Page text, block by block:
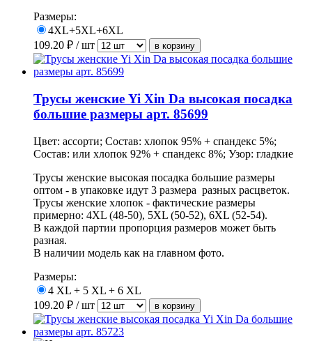
Размеры:
4XL+5XL+6XL
109.20 ₽ / шт
Трусы женские Yi Xin Da высокая посадка
большие размеры арт. 85699
Цвет: ассорти; Состав: хлопок 95% + спандекс 5%;
Состав: или хлопок 92% + спандекс 8%; Узор: гладкие
Трусы женские высокая посадка большие размеры
оптом - в упаковке идут 3 размера разных расцветок.
Трусы женские хлопок - фактические размеры
примерно: 4XL (48-50), 5XL (50-52), 6XL (52-54).
В каждой партии пропорция размеров может быть
разная.
В наличии модель как на главном фото.
Размеры:
4 XL + 5 XL + 6 XL
109.20 ₽ / шт